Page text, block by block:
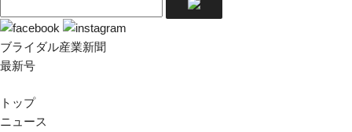
ブライダル産業新聞
最新号
トップ
ニュース